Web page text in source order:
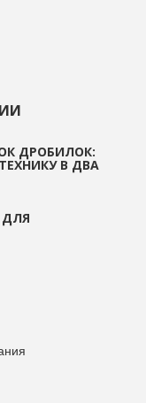
ДРОБИЛОК:
В ДВА
ДЛЯ